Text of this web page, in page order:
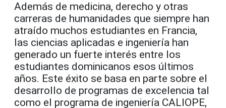
Además de medicina, derecho y otras
carreras de humanidades que siempre han
atraído muchos estudiantes en Francia,
las ciencias aplicadas e ingeniería han
generado un fuerte interés entre los
estudiantes dominicanos esos últimos
años. Este éxito se basa en parte sobre el
desarrollo de programas de excelencia tal
como el programa de ingeniería CALIOPE,